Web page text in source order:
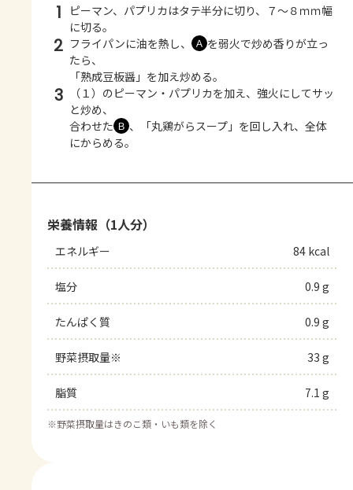
1
ピーマン、パプリカはタテ半分に切り、７～８ｍｍ幅
に切る。
2 フライパンに油を熱し、 Ａ を弱火で炒め香りが立っ
たら、
「熟成豆板醤」を加え炒める。
3
（１）のピーマン・パプリカを加え、強火にしてサッ
と炒め、
合わせた Ｂ 、「丸鶏がらスープ」を回し入れ、全体
にからめる。
栄養情報（1人分）
エネルギー 84 kcal
塩分 0.9 g
たんぱく質 0.9 g
野菜摂取量※ 33 g
脂質 7.1 g
※野菜摂取量はきのこ類・いも類を除く